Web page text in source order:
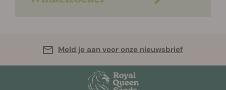
Meld je aan voor onze nieuwsbrief